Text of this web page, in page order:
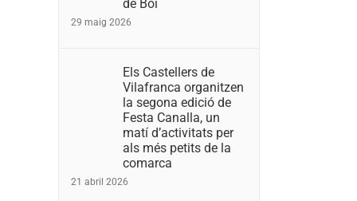
de Boí
29 maig 2026
Els Castellers de
Vilafranca organitzen
la segona edició de
Festa Canalla, un
matí d’activitats per
als més petits de la
comarca
21 abril 2026